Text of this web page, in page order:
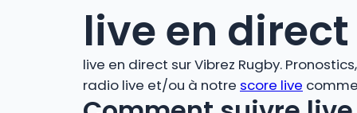
live en direct
live en direct sur Vibrez Rugby.
radio live et/ou à notre score live